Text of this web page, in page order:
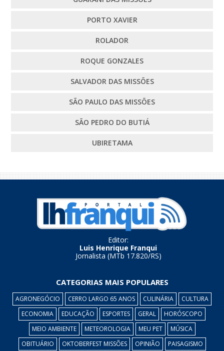
PORTO XAVIER
ROLADOR
ROQUE GONZALES
SALVADOR DAS MISSÕES
SÃO PAULO DAS MISSÕES
SÃO PEDRO DO BUTIÁ
UBIRETAMA
Editor:
Luis Henrique Franqui
Jornalista (MTb 17.820/RS)
CATEGORIAS MAIS POPULARES
AGRONEGÓCIO CERRO LARGO 65 ANOS CULINÁRIA
CULTURA
ECONOMIA
EDUCAÇÃO ESPORTES GERAL
HORÓSCOPO
MEIO AMBIENTE
METEOROLOGIA MEU PET
MÚSICA
OBITUÁRIO
OKTOBERFEST MISSÕES OPINIÃO PAISAGISMO